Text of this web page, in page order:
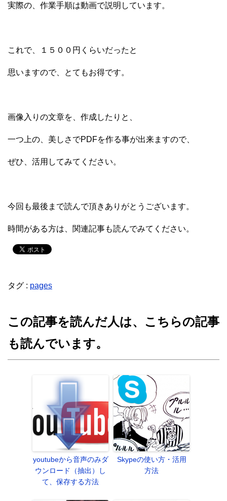
実際の、作業手順は動画で説明しています。
これで、１５００円くらいだったと
思いますので、とてもお得です。
画像入りの文章を、作成したりと、
一つ上の、美しさでPDFを作る事が出来ますので、
ぜひ、活用してみてください。
今回も最後まで読んで頂きありがとうございます。
時間がある方は、関連記事も読んでみてください。
タグ : pages
この記事を読んだ人は、こちらの記事
も読んでいます。
youtubeから音声のみダ
ウンロード（抽出）し
て、保存する方法
Skypeの使い方・活用
方法